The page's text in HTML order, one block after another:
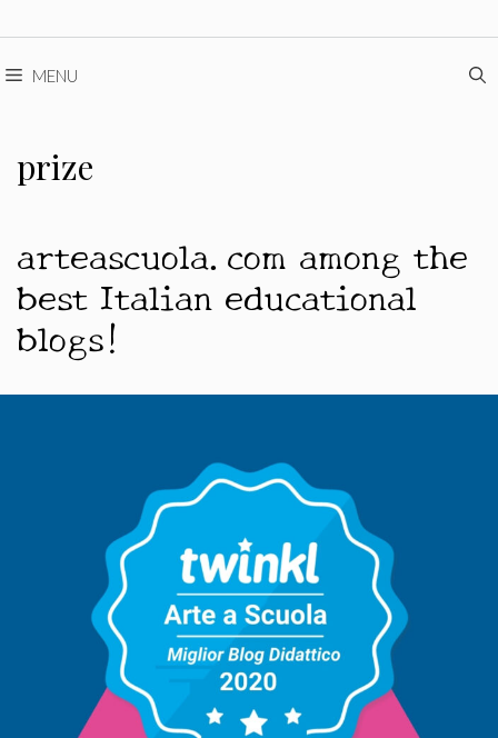
MENU
prize
arteascuola.com among the
best Italian educational
blogs!